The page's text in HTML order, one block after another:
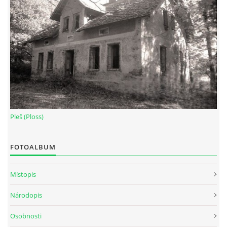
Pleš (Ploss)
FOTOALBUM
Místopis
Národopis
Osobnosti